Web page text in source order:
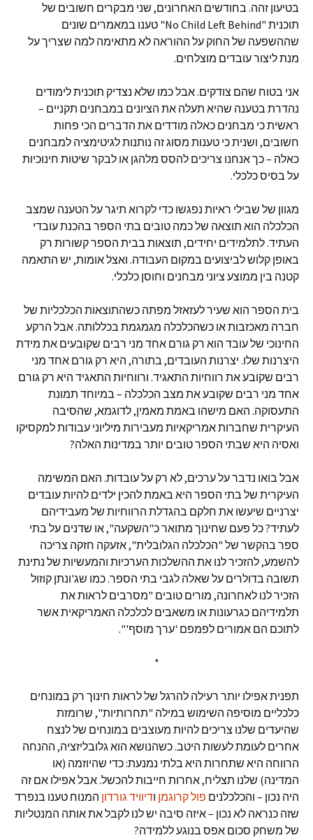
בטיעון זהה. בחודשים האחרונים, שני מבקרים חשובים של
תוכנית "No Child Left Behind" טענו במאמרים שונים
שההשפעה של החוק על ההוראה לא מתאימה למה שצריך על
מנת ליצור עובדים מוצלחים.
אני בטוח שהם צודקים. אבל כמו שלא נצדיק תוכנית לימודים
נהדרת בטענה שהיא תעלה את הציונים במבחנים תקניים –
ראשית כי מבחנים כאלה מודדים את הדברים הכי פחות
חשובים, ושנית כי טענות מסוג זה נותנות לגיטימציה למבחנים
כאלה – כך אנחנו צריכים להסס מלהגן או לבקר שיטות חינוכיות
על בסיס כלכלי.
מגוון של שבילי ראיות נפגשו כדי לקרוא תיגר על הטענה שמצב
הכלכלה הוא תוצאה של כמה טובים בתי הספר בהכנת עובדי
העתיד. לתלמידים יחידים, תוצאות בבית הספר קשורות רק
באופן קלוש לביצועים במקום העבודה. ואצל אומות, יש התאמה
קטנה בין ממוצע ציוני מבחנים וחוסן כלכלי.
בית הספר הוא שעיר לעזאזל מפתה כשהתוצאות הכלכליות של
חברה מאכזבות או כשהכלכלה מגמגמת בכללותה. אבל הרקע
החינוכי של עובד הוא רק גורם אחד מני רבים שקובעים את מידת
היצרנות שלו. יצרנות העובדים, בתורה, היא רק גורם אחד מני
רבים שקובע את רווחיות התאגיד. ורווחיות התאגיד היא רק גורם
אחד מני רבים שקובע את מצב הכלכלה – במיוחד תמונת
התעסוקה. האם מישהו באמת מאמין, לדוגמא, שהסיבה
העיקרית שחברות אמריקאיות מעבירות מיליוני עבודות למקסיקו
ואסיה היא שבתי הספר טובים יותר במדינות האלה?
אבל בואו נדבר על ערכים, לא רק על עובדות. האם המשימה
העיקרית של בתי הספר היא באמת להכין ילדים להיות עובדים
יצרניים שיעשו את חלקם בהגדלת הרווחיות של מעבידיהם
לעתיד? כל פעם שחינוך מתואר כ"השקעה", או שדנים על בתי
ספר בהקשר של "הכלכלה הגלובלית", אזעקה חזקה צריכה
להשמע, להזכיר לנו את ההשלכות הערכיות והמעשיות של נתינת
תשובה בדולרים על שאלה לגבי בתי הספר. כמו שג'ונתן קוזול
הזכיר לנו לאחרונה, מורים טובים "מסרבים לראות את
תלמידיהם כגרעונות או משאבים לכלכלה האמריקאית אשר
לתוכם הם אמורים לפמפם 'ערך מוסף'".
*
תפנית אפילו יותר רעילה להרגל של לראות חינוך רק במונחים
כלכליים מוסיפה השימוש במילה "תחרותיות", שרומזת
שהיעדים שלנו צריכים להיות מעוצבים במונחים של לנצח
אחרים לעומת לעשות היטב. כשהנושא הוא גלובליזציה, ההנחה
הרווחה היא שתחרות היא בלתי נמנעת: כדי שהיוזמה (או
המדינה) שלנו תצליח, אחרות חייבות להכשל. אבל אפילו אם זה
היה נכון – והכלכלנים פול קרוגמן ודיוויד גורדון המנוח טענו בנפרד
שזה כנראה לא נכון – איזה סיבה יש לנו לקבל את אותה המנטליות
של משחק סכום אפס בנוגע ללמידה?